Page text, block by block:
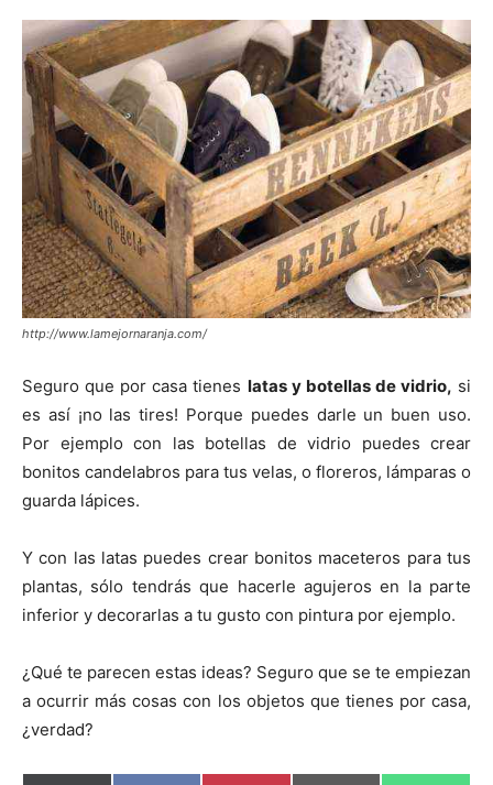
http://www.lamejornaranja.com/
Seguro que por casa tienes latas y botellas de vidrio, si
es así ¡no las tires! Porque puedes darle un buen uso.
Por ejemplo con las botellas de vidrio puedes crear
bonitos candelabros para tus velas, o floreros, lámparas o
guarda lápices.
Y con las latas puedes crear bonitos maceteros para tus
plantas, sólo tendrás que hacerle agujeros en la parte
inferior y decorarlas a tu gusto con pintura por ejemplo.
¿Qué te parecen estas ideas? Seguro que se te empiezan
a ocurrir más cosas con los objetos que tienes por casa,
¿verdad?